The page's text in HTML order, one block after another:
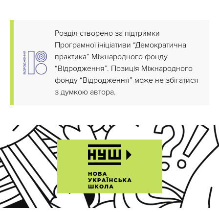
Розділ створено за підтримки
Програмної ініціативи “Демократична
практика” Міжнародного фонду
“Відродження”. Позиція Міжнародного
фонду “Відродження” може не збігатися
з думкою автора.